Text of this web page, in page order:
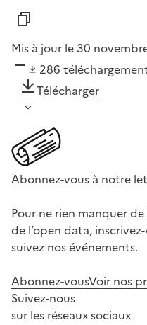
Mis à jour le 30
286
Télécharger
Abonnez-vous à notre
Pour ne rien manquer
de l’open data,
suivez nos événements.
Abonnez-vousVoir nos
Suivez-nous
sur les réseaux sociaux